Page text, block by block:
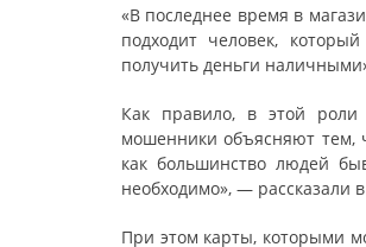
«В последнее время в
подходит человек,
получить деньги
Как правило, в этой
мошенники объясняют тем,
как большинство людей
необходимо», — рассказали
При этом карты, которыми